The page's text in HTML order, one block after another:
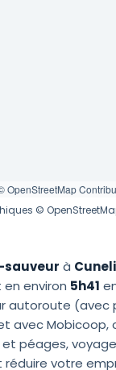
OpenStreetMap
©
sauveur à
environ 5h41
autoroute (avec
avec Mobicoop,
péages,
réduire votre